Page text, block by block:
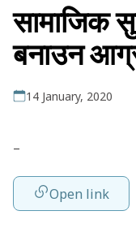
सामाजिक
बनाउन
14 January, 2020
–
Open link